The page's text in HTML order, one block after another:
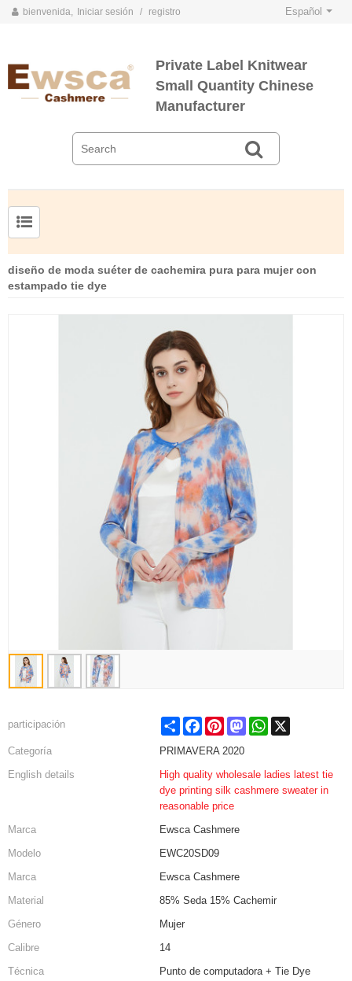
bienvenida, Iniciar sesión / registro Español
Private Label Knitwear
Small Quantity Chinese
Manufacturer
diseño de moda suéter de cachemira pura para mujer con
estampado tie dye
participación Share FacebookPinterestMastodonWhatsApp
Categoría
PRIMAVERA 2020
English details
High quality wholesale ladies latest tie
dye printing silk cashmere sweater in
reasonable price
Marca
Ewsca Cashmere
Modelo
EWC20SD09
Marca
Ewsca Cashmere
Material
85% Seda 15% Cachemir
Género
Mujer
Calibre
14
Técnica
Punto de computadora + Tie Dye